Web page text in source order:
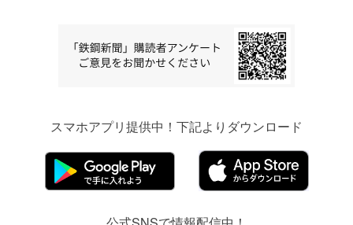
スマホアプリ提供中！下記よりダウンロード